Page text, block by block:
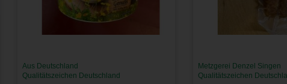
Aus Deutschland
Qualitätszeichen Deutschland
Metzgerei Denzel Singen
Qualitätszeichen